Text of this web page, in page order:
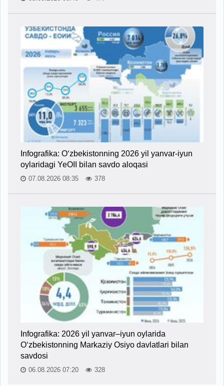
Infografika: O‘zbekistonning 2026 yil yanvar-iyun
oylaridagi YeOII bilan savdo aloqasi
07.08.2026 08:35 378
Infografika: 2026 yil yanvar–iyun oylarida
O‘zbekistonning Markaziy Osiyo davlatlari bilan
savdosi
06.08.2026 07:20 328